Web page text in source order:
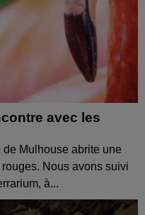
avec les
Mulhouse abrite une
Nous avons suivi
à...